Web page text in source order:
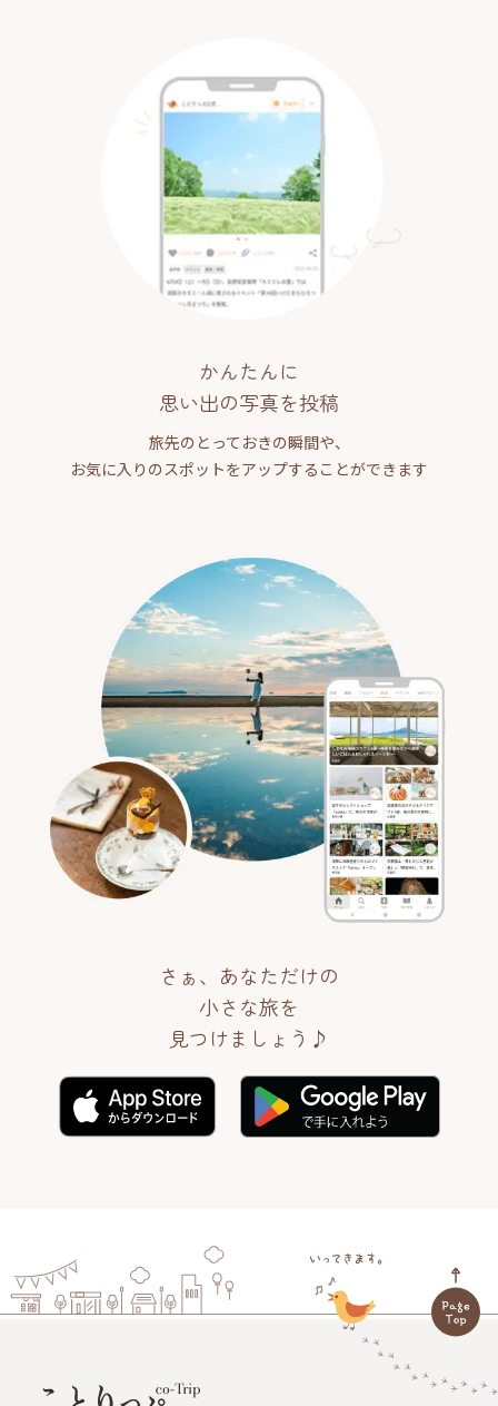
かんたんに
思い出の写真を投稿
旅先のとっておきの瞬間や、
お気に入りのスポットをアップすることができます
さぁ、あなただけの
小さな旅を
見つけましょう♪